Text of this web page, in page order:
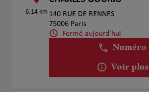
6.14 km 140 RUE DE RENNES
75006 Paris
Fermé aujourd'hui
Numéro
Voir plus